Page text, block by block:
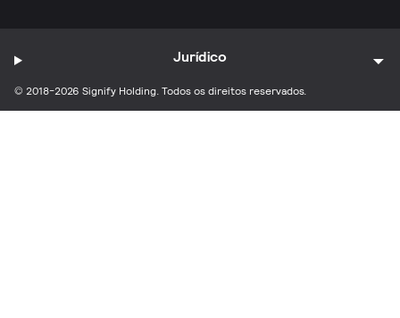
© 2018-2026 Signify Holding. Todos os direitos reservados.
Jurídico